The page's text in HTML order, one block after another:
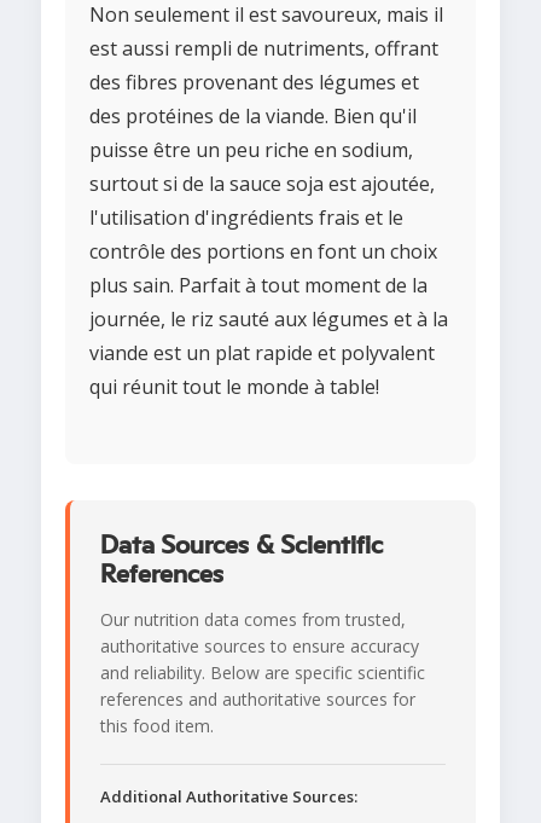
Non seulement il est savoureux, mais il
est aussi rempli de nutriments, offrant
des fibres provenant des légumes et
des protéines de la viande. Bien qu'il
puisse être un peu riche en sodium,
surtout si de la sauce soja est ajoutée,
l'utilisation d'ingrédients frais et le
contrôle des portions en font un choix
plus sain. Parfait à tout moment de la
journée, le riz sauté aux légumes et à la
viande est un plat rapide et polyvalent
qui réunit tout le monde à table!
Data Sources & Scientific
References
Our nutrition data comes from trusted,
authoritative sources to ensure accuracy
and reliability. Below are specific scientific
references and authoritative sources for
this food item.
Additional Authoritative Sources: